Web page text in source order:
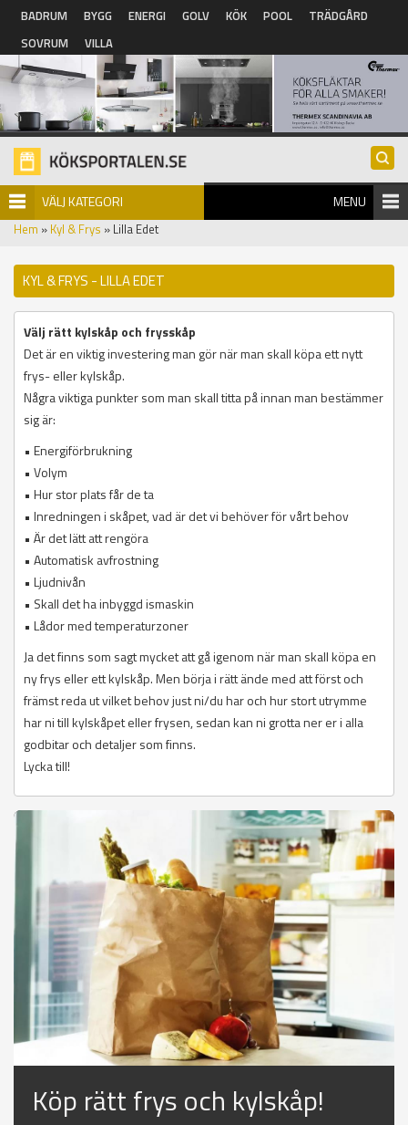
Hoppa till huvudinnehåll
BADRUM BYGG ENERGI GOLV KÖK POOL
TRÄDGÅRD
SOVRUM
VILLA
VÄLJ KATEGORI MENU
Hem » Kyl & Frys » Lilla Edet
KYL & FRYS - LILLA EDET
Välj rätt kylskåp och frysskåp
Det är en viktig investering man gör när man skall köpa ett nytt
frys- eller kylskåp.
Några viktiga punkter som man skall titta på innan man bestämmer
sig är:
• Energiförbrukning
• Volym
• Hur stor plats får de ta
• Inredningen i skåpet, vad är det vi behöver för vårt behov
• Är det lätt att rengöra
• Automatisk avfrostning
• Ljudnivån
• Skall det ha inbyggd ismaskin
• Lådor med temperaturzoner
Ja det finns som sagt mycket att gå igenom när man skall köpa en
ny frys eller ett kylskåp. Men börja i rätt ände med att först och
främst reda ut vilket behov just ni/du har och hur stort utrymme
har ni till kylskåpet eller frysen, sedan kan ni grotta ner er i alla
godbitar och detaljer som finns.
Lycka till!
Köp rätt frys och kylskåp!